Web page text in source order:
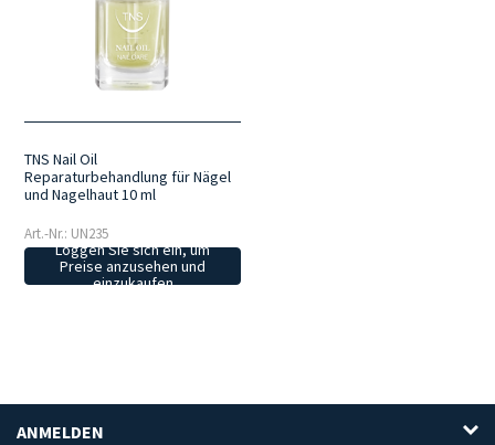
TNS Nail Oil
Reparaturbehandlung für Nägel
und Nagelhaut 10 ml
Art.-Nr.: UN235
Loggen Sie sich ein, um
Preise anzusehen und
einzukaufen
ANMELDEN